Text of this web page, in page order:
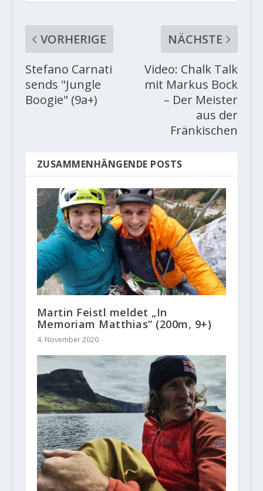
VORHERIGE
Stefano Carnati
sends "Jungle
Boogie" (9a+)
NÄCHSTE
Video: Chalk Talk
mit Markus Bock
– Der Meister
aus der
Fränkischen
ZUSAMMENHÄNGENDE POSTS
Martin Feistl meldet „In
Memoriam Matthias“ (200m, 9+)
4. November 2020